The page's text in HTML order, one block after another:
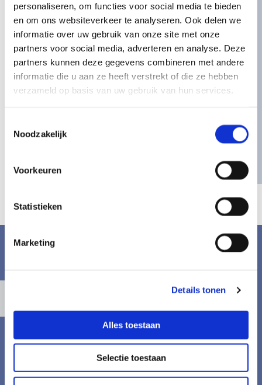
personaliseren, om functies voor social media te bieden
en om ons websiteverkeer te analyseren. Ook delen we
informatie over uw gebruik van onze site met onze
partners voor social media, adverteren en analyse. Deze
partners kunnen deze gegevens combineren met andere
informatie die u aan ze heeft verstrekt of die ze hebben
verzameld op basis van uw gebruik van hun services.
Noodzakelijk
Voorkeuren
Statistieken
Marketing
Details tonen
Alles toestaan
Selectie toestaan
We gebruiken de informatie in dit formulier om
contact met u op te nemen over uw vraag. Door dit
formulier te verzenden, gaat u ermee akkoord dat
wij uw gegevens kunnen verzamelen en gebruiken
voor de redenen die hierboven genoemd staan. *
Accepteer marketingcookies om deze kaart te